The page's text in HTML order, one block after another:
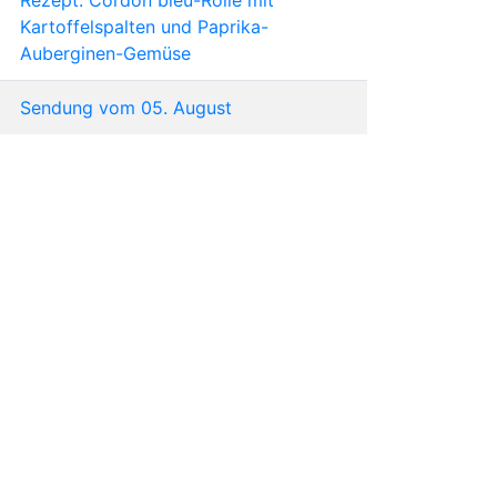
Kartoffelspalten und Paprika-
Auberginen-Gemüse
Sendung vom 05. August